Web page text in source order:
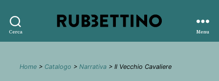
Cerca
editore
Menu
Home > Catalogo > Narrativa > Il Vecchio Cavaliere